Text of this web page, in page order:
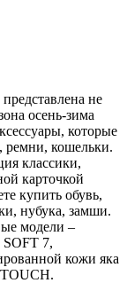
не
осень-зима
которые
ремни, кошельки.
классики,
карточкой
купить обувь,
нубука, замши.
модели –
7,
кожи яка